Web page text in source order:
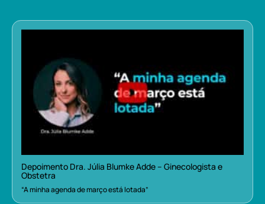
Depoimento Dra. Júlia Blumke Adde – Ginecologista e
Obstetra
“A minha agenda de março está lotada”